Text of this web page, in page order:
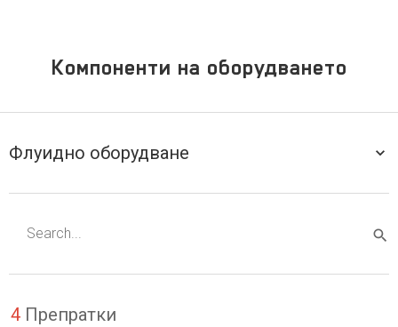
Компоненти на оборудването
Флуидно оборудване
4 Препратки